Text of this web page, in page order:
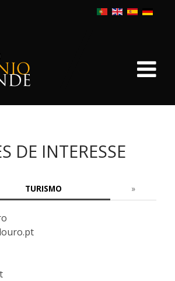
DE INTERESSE
TURISMO